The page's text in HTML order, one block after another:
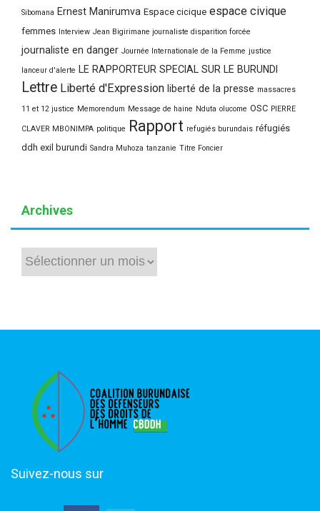
Sibomana Ernest Manirumva Espace cicique espace civique
femmes Interview Jean Bigirimane journaliste disparition forcée
journaliste en danger Journée Internationale de la Femme justice
lanceur d'alerte LE RAPPORTEUR SPECIAL SUR LE BURUNDI
Lettre Liberté d'Expression liberté de la presse massacres
11 et 12 justice Memorendum Message de haine Nduta olucome OSC PIERRE
CLAVER MBONIMPA politique Rapport refugiés burundais réfugiés
ddh exil burundi Sandra Muhoza tanzanie Titre Foncier
Archives
Archives
Suivez-nous sur